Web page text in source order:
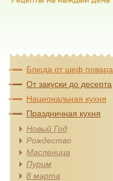
Блюда от шеф повара
От закуски до десерта
Национальная кухня
Праздничная кухня
Новый Год
Рождество
Масленица
Пурим
8 марта